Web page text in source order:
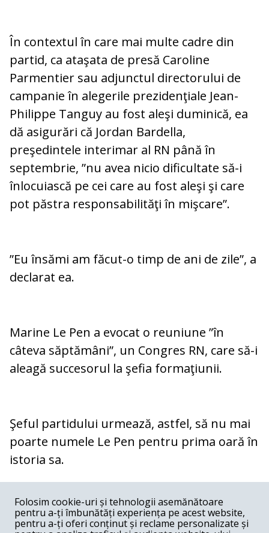
În contextul în care mai multe cadre din
partid, ca ataşata de presă Caroline
Parmentier sau adjunctul directorului de
campanie în alegerile prezidenţiale Jean-
Philippe Tanguy au fost aleşi duminică, ea
dă asigurări că Jordan Bardella,
preşedintele interimar al RN până în
septembrie, ”nu avea nicio dificultate să-i
înlocuiască pe cei care au fost aleşi şi care
pot păstra responsabilităţi în mişcare”.
”Eu însămi am făcut-o timp de ani de zile”, a
declarat ea.
Marine Le Pen a evocat o reuniune ”în
câteva săptămâni”, un Congres RN, care să-i
aleagă succesorul la şefia formaţiunii.
Şeful partidului urmează, astfel, să nu mai
poarte numele Le Pen pentru prima oară în
istoria sa.
COMENTARII
Nume
Folosim cookie-uri și tehnologii asemănătoare
pentru a-ți îmbunătăți experiența pe acest website,
pentru a-ți oferi conținut și reclame personalizate și